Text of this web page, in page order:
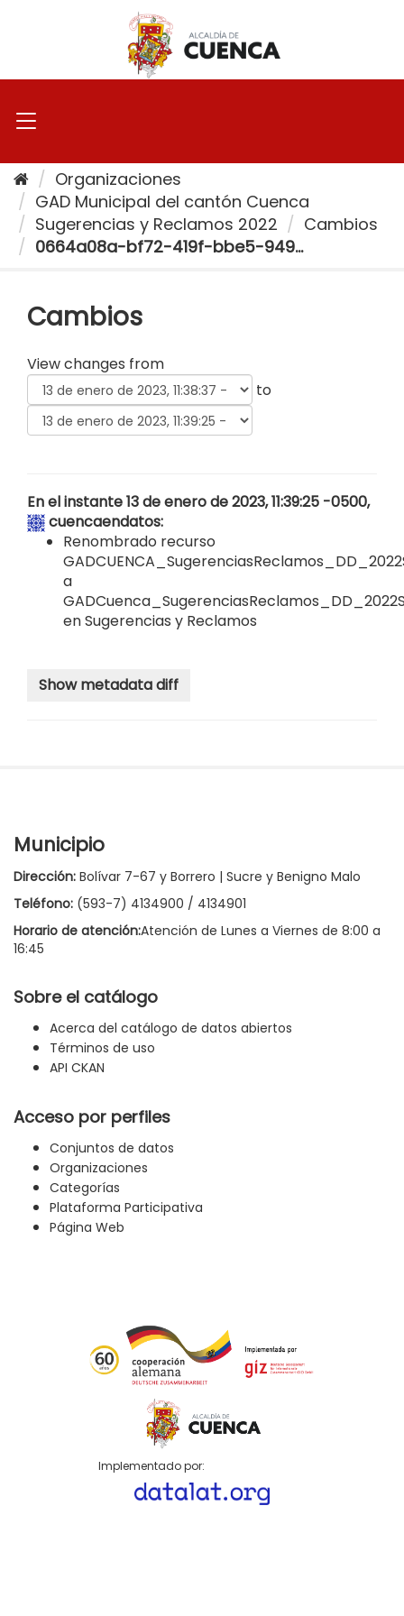
Organizaciones
GAD Municipal del cantón Cuenca
Sugerencias y Reclamos 2022
Cambios
0664a08a-bf72-419f-bbe5-949...
Cambios
View changes from
to
En el instante 13 de enero de 2023, 11:39:25 -0500,
cuencaendatos:
Renombrado recurso
a
enSugerencias y Reclamos
Municipio
Dirección: Bolívar 7-67 y Borrero | Sucre y Benigno Malo
Teléfono: (593-7) 4134900 / 4134901
Horario de atención:Atención de Lunes a Viernes de 8:00 a
16:45
Sobre el catálogo
Acerca del catálogo de datos abiertos
Términos de uso
API CKAN
Acceso por perfiles
Conjuntos de datos
Organizaciones
Categorías
Plataforma Participativa
Página Web
Implementado por: